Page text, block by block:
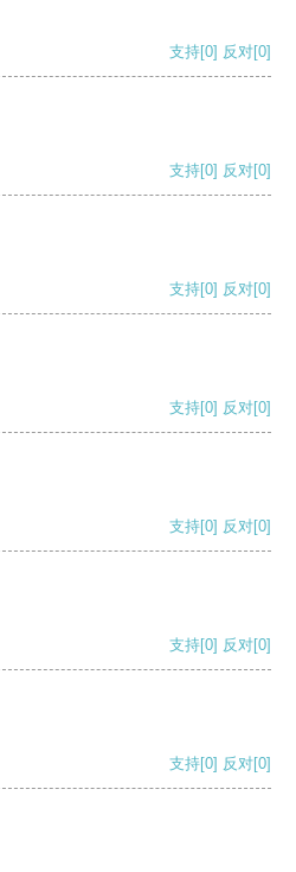
支持[0] 反对[0]
支持[0] 反对[0]
支持[0] 反对[0]
支持[0] 反对[0]
支持[0] 反对[0]
支持[0] 反对[0]
支持[0] 反对[0]